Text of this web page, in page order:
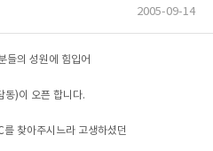
2005-09-14
들의 성원에 힘입어
동)이 오픈 합니다.
찾아주시느라 고생하셨던